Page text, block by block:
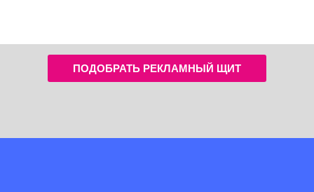
ПОДОБРАТЬ РЕКЛАМНЫЙ ЩИТ